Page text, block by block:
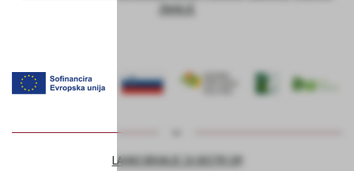
ZNANJE
LAHKO BRANJE ZA BISTRI UM